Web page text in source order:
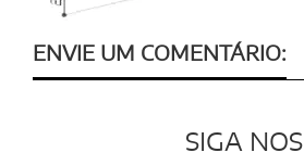
ENVIE UM COMENTÁRIO:
SIGA NOS